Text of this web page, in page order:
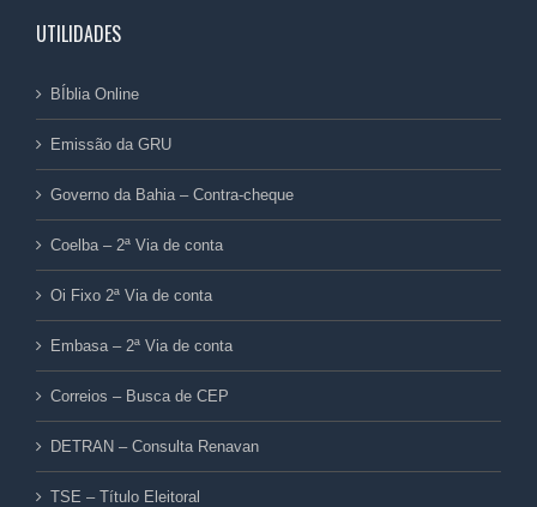
UTILIDADES
BÍblia Online
Emissão da GRU
Governo da Bahia – Contra-cheque
Coelba – 2ª Via de conta
Oi Fixo 2ª Via de conta
Embasa – 2ª Via de conta
Correios – Busca de CEP
DETRAN – Consulta Renavan
TSE – Título Eleitoral